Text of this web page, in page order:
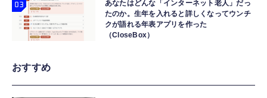
あなたはどんな「インターネット老人」だっ
たのか。生年を入れると詳しくなってウンチ
クが語れる年表アプリを作った
（CloseBox）
おすすめ